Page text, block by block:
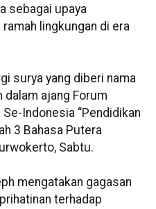
sebagai upaya
lingkungan di era
surya yang diberi nama
dalam ajang Forum
Indonesia “Pendidikan
3 Bahasa Putera
Sabtu.
mengatakan gagasan
terhadap